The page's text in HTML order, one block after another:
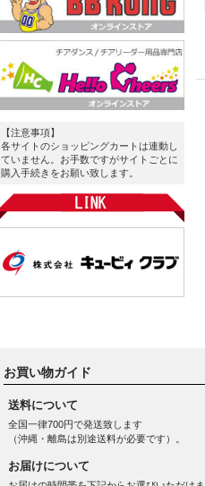
【注意事項】
各サイトのショッピングカートは連動し
ていません。お手数ですがサイトごとに
購入手続きをお願い致します。
お買い物ガイド
送料について
全国一律700円で発送致します
（沖縄・離島は別途送料が必要です）。
お届けについて